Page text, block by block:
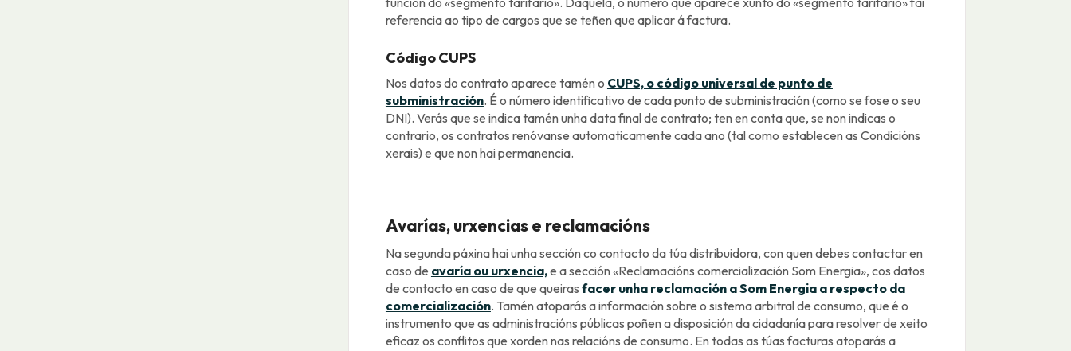
referencia ao tipo de cargos que se teñen que aplicar á factura.
Código CUPS
Nos datos do contrato aparece tamén o CUPS, o código universal de punto de
subministración. É o número identificativo de cada punto de subministración (como se fose o seu
DNI). Verás que se indica tamén unha data final de contrato; ten en conta que, se non indicas o
contrario, os contratos renóvanse automaticamente cada ano (tal como establecen as Condicións
xerais) e que non hai permanencia.
Avarías, urxencias e reclamacións
Na segunda páxina hai unha sección co contacto da túa distribuidora, con quen debes contactar en
caso de avaría ou urxencia,e a sección «Reclamacións comercialización Som Energia», cos datos
de contacto en caso de que queiras facer unha reclamación a Som Energia a respecto da
comercialización. Tamén atoparás a información sobre o sistema arbitral de consumo, que é o
instrumento que as administracións públicas poñen a disposición da cidadanía para resolver de xeito
eficaz os conflitos que xorden nas relacións de consumo. En todas as túas facturas atoparás a